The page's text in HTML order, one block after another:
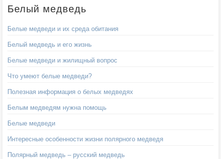
Белый медведь
Белые медведи и их среда обитания
Белый медведь и его жизнь
Белые медведи и жилищный вопрос
Что умеют белые медведи?
Полезная информация о белых медведях
Белым медведям нужна помощь
Белые медведи
Интересные особенности жизни полярного медведя
Полярный медведь – русский медведь